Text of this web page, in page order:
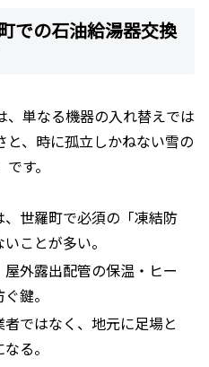
での石油給湯器交換
、単なる機器の入れ替えでは
、時に孤立しかねない雪の
す。
世羅町で必須の「凍結防
ことが多い。
外露出配管の保温・ヒー
鍵。
ではなく、地元に足場と
る。